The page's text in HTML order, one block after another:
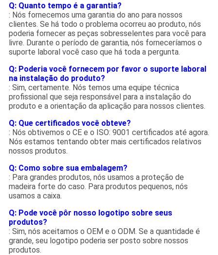
Q: Quanto tempo é a garantia?
: Nós fornecemos uma garantia do ano para nossos
clientes. Se há todo o problema ocorreu ao produto, nós
poderia fornecer as peças sobresselentes para você para
livre. Durante o período de garantia, nós forneceríamos o
suporte laboral você caso que há toda a pergunta.
Q: Poderia você fornecem por favor o suporte laboral
na instalação do produto?
: Sim, certamente. Nós temos uma equipe técnica
profissional que seja responsável para a instalação do
produto e a orientação da aplicação para nossos clientes.
Q: Que certificados você obteve?
: Nós obtivemos o CE e o ISO: 9001 certificados até agora.
Nós estamos tentando obter mais certificados relativos
nossos produtos.
Q: Como sobre sua embalagem?
: Para grandes produtos, nós usamos a proteção de
madeira forte do caso. Para produtos pequenos, nós
usamos a caixa.
Q: Pode você pôr nosso logotipo sobre seus
produtos?
: Sim, nós aceitamos o OEM e o ODM. Se a quantidade é
grande, seu logotipo poderia ser posto sobre nossos
produtos.